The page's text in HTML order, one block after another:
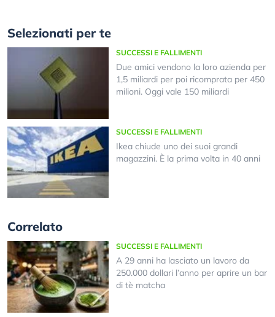
Selezionati per te
SUCCESSI E FALLIMENTI
Due amici vendono la loro azienda per
1,5 miliardi per poi ricomprata per 450
milioni. Oggi vale 150 miliardi
SUCCESSI E FALLIMENTI
Ikea chiude uno dei suoi grandi
magazzini. È la prima volta in 40 anni
Correlato
SUCCESSI E FALLIMENTI
A 29 anni ha lasciato un lavoro da
250.000 dollari l’anno per aprire un bar
di tè matcha